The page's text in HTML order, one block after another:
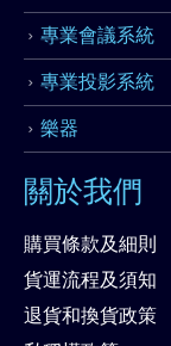
專業會議系統
專業投影系統
樂器
關於我們
購買條款及細則
貨運流程及須知
退貨和換貨政策